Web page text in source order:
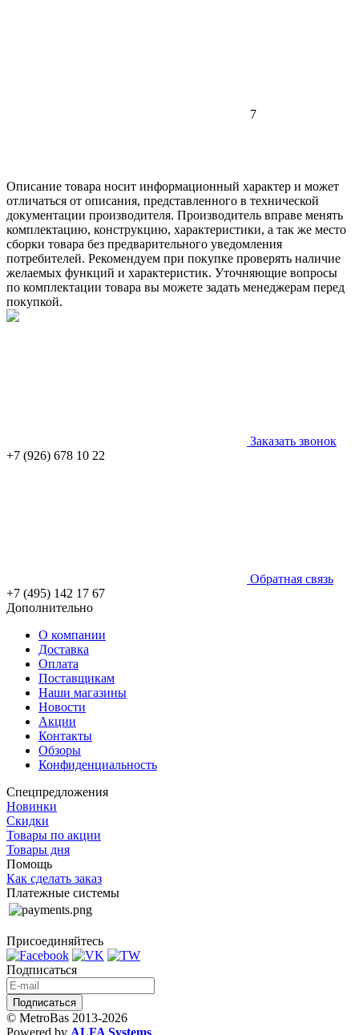
7
Описание товара носит информационный характер и может
отличаться от описания, представленного в технической
документации производителя. Производитель вправе менять
комплектацию, конструкцию, характеристики, а так же место
сборки товара без предварительного уведомления
потребителей. Рекомендуем при покупке проверять наличие
желаемых функций и характеристик. Уточняющие вопросы
по комплектации товара вы можете задать менеджерам перед
покупкой.
Заказать звонок
+7 (926) 678 10 22
Обратная связь
+7 (495) 142 17 67
Дополнительно
О компании
Доставка
Оплата
Поставщикам
Наши магазины
Новости
Акции
Контакты
Обзоры
Конфиденциальность
Спецпредложения
Новинки
Скидки
Товары по акции
Товары дня
Помощь
Как сделать заказ
Платежные системы
Присоединяйтесь
Подписаться
© MetroBas 2013-2026
Powered by ALFA Systems